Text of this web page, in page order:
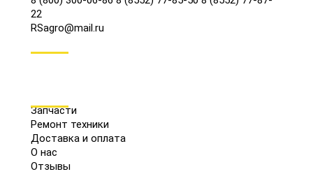
22
RSagro@mail.ru
Запчасти
Ремонт техники
Доставка и оплата
О нас
Отзывы